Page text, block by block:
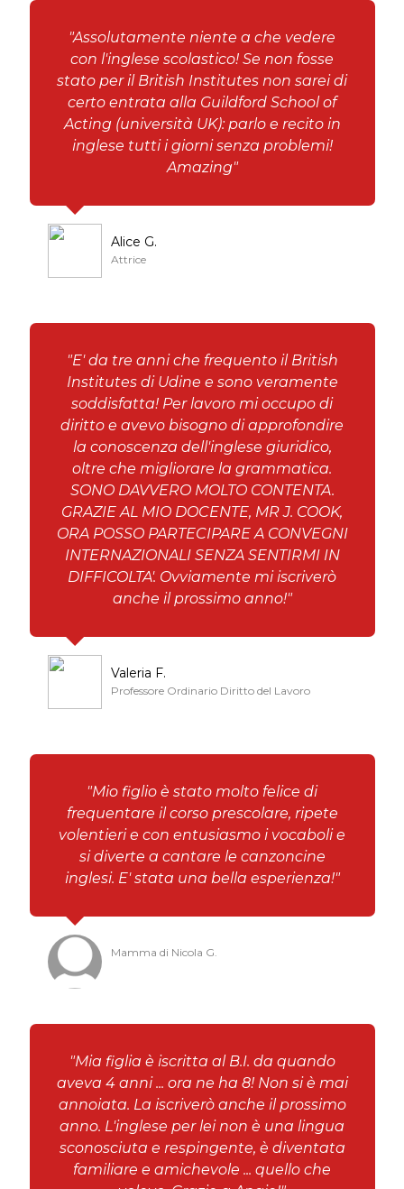
"Assolutamente niente a che vedere
con l'inglese scolastico! Se non fosse
stato per il British Institutes non sarei di
certo entrata alla Guildford School of
Acting (università UK): parlo e recito in
inglese tutti i giorni senza problemi!
Amazing"
Alice G.
Attrice
"E' da tre anni che frequento il British
Institutes di Udine e sono veramente
soddisfatta! Per lavoro mi occupo di
diritto e avevo bisogno di approfondire
la conoscenza dell'inglese giuridico,
oltre che migliorare la grammatica.
SONO DAVVERO MOLTO CONTENTA.
GRAZIE AL MIO DOCENTE, MR J. COOK,
ORA POSSO PARTECIPARE A CONVEGNI
INTERNAZIONALI SENZA SENTIRMI IN
DIFFICOLTA'. Ovviamente mi iscriverò
anche il prossimo anno!"
Valeria F.
Professore Ordinario Diritto del Lavoro
"Mio figlio è stato molto felice di
frequentare il corso prescolare, ripete
volentieri e con entusiasmo i vocaboli e
si diverte a cantare le canzoncine
inglesi. E' stata una bella esperienza!"
Mamma di Nicola G.
"Mia figlia è iscritta al B.I. da quando
aveva 4 anni ... ora ne ha 8! Non si è mai
annoiata. La iscriverò anche il prossimo
anno. L'inglese per lei non è una lingua
sconosciuta e respingente, è diventata
familiare e amichevole ... quello che